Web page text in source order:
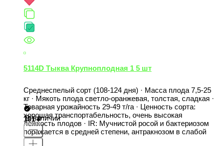
5114D Тыква Крупноплодная 1 5 шт
Среднеспелый сорт (108-124 дня) · Масса плода 7,5-25
кг · Мякоть плода светло-оранжевая, толстая, сладкая ·
Товарная урожайность 29-49 т/га · Ценность сорта:
хорошая транспортабельность, очень высокая
лежкость плодов · IR: Мучнистой росой и бактериозом
поражается в средней степени, антракнозом в слабой
В наличии
101